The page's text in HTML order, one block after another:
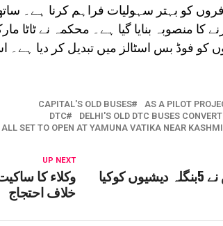
کو بہتر سہولیات فراہم کرنا ہے۔
AS A PILOT
CAPITAL'S OLD BUSES
DELHI'S OLD DTC BUSES
DTC
SET TO OPEN AT YAMUNA VATIKA NEAR
UP NEXT
وکلاء کا
خلاف احتجاج
دہلی پولیس نے 5بنگلہ دیشیوں کوکیا